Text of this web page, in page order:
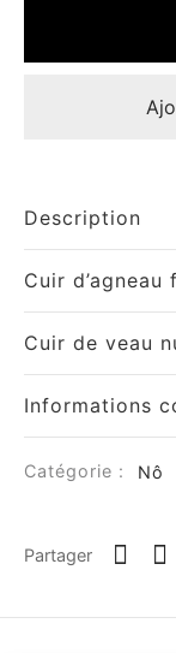
Description
Cuir d’agneau
Cuir de veau
Informations
Catégorie : Nô
Partager